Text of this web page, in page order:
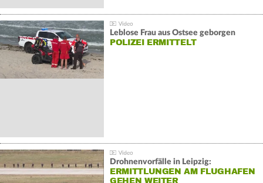
Leblose Frau aus Ostsee geborgen
POLIZEI ERMITTELT
Drohnenvorfälle in Leipzig:
ERMITTLUNGEN AM FLUGHAFEN